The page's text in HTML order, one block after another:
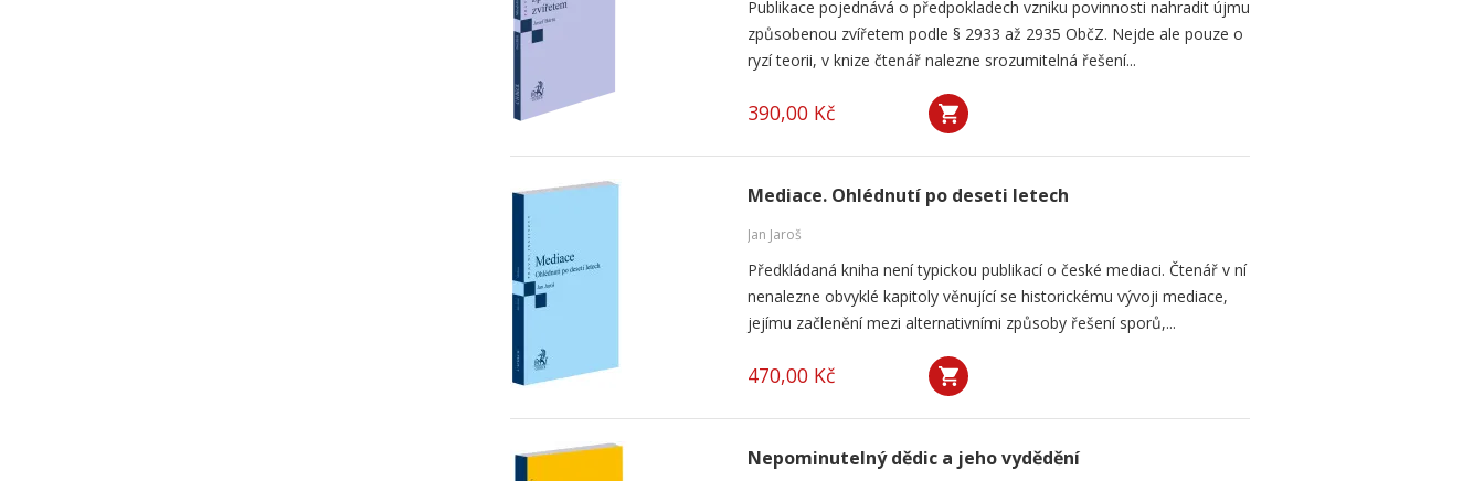
Publikace pojednává o předpokladech vzniku povinnosti nahradit újmu
způsobenou zvířetem podle § 2933 až 2935 ObčZ. Nejde ale pouze o
ryzí teorii, v knize čtenář nalezne srozumitelná řešení...
390,00 Kč
Mediace. Ohlédnutí po deseti letech
Jan Jaroš
Předkládaná kniha není typickou publikací o české mediaci. Čtenář v ní
nenalezne obvyklé kapitoly věnující se historickému vývoji mediace,
jejímu začlenění mezi alternativními způsoby řešení sporů,...
470,00 Kč
Nepominutelný dědic a jeho vydědění